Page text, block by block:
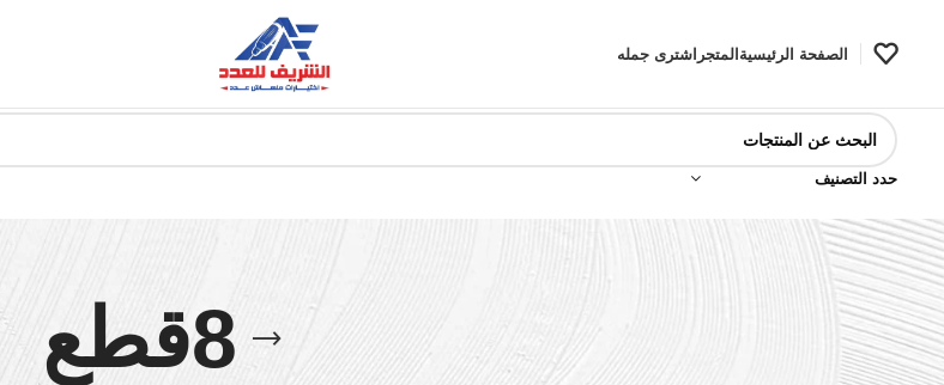
الصفحة الرئيسيةالمتجر اشترى جمله
حدد التصنيف
8قطع